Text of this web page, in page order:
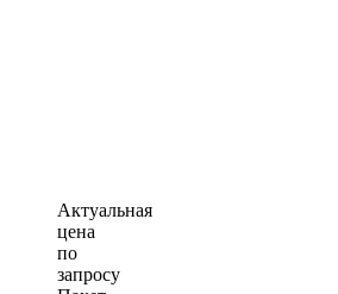
Актуальная
цена
по
запросу